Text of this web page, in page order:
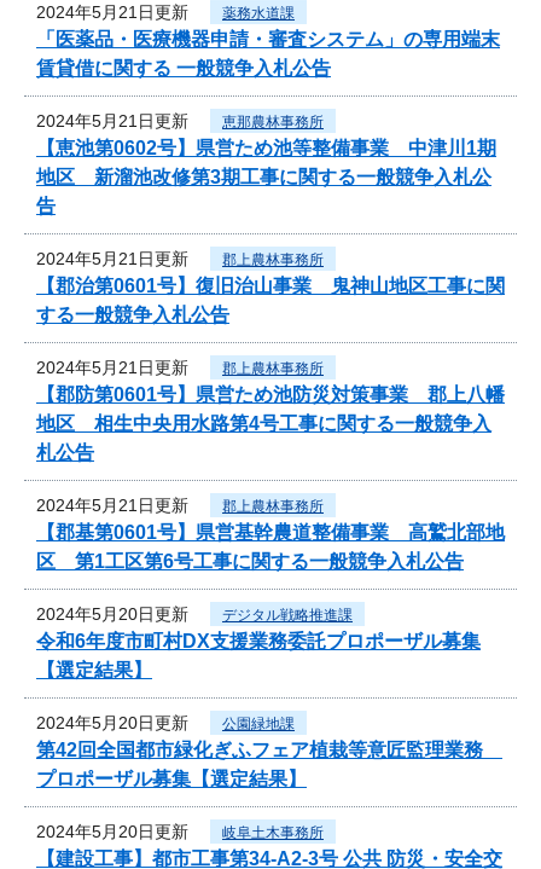
2024年5月21日更新 薬務水道課
「医薬品・医療機器申請・審査システム」の専用端末
賃貸借に関する 一般競争入札公告
2024年5月21日更新 恵那農林事務所
【恵池第0602号】県営ため池等整備事業 中津川1期
地区 新溜池改修第3期工事に関する一般競争入札公
告
2024年5月21日更新 郡上農林事務所
【郡治第0601号】復旧治山事業 鬼神山地区工事に関
する一般競争入札公告
2024年5月21日更新 郡上農林事務所
【郡防第0601号】県営ため池防災対策事業 郡上八幡
地区 相生中央用水路第4号工事に関する一般競争入
札公告
2024年5月21日更新 郡上農林事務所
【郡基第0601号】県営基幹農道整備事業 高鷲北部地
区 第1工区第6号工事に関する一般競争入札公告
2024年5月20日更新 デジタル戦略推進課
令和6年度市町村DX支援業務委託プロポーザル募集
【選定結果】
2024年5月20日更新 公園緑地課
第42回全国都市緑化ぎふフェア植栽等意匠監理業務
プロポーザル募集【選定結果】
2024年5月20日更新 岐阜土木事務所
【建設工事】都市工事第34-A2-3号 公共 防災・安全交